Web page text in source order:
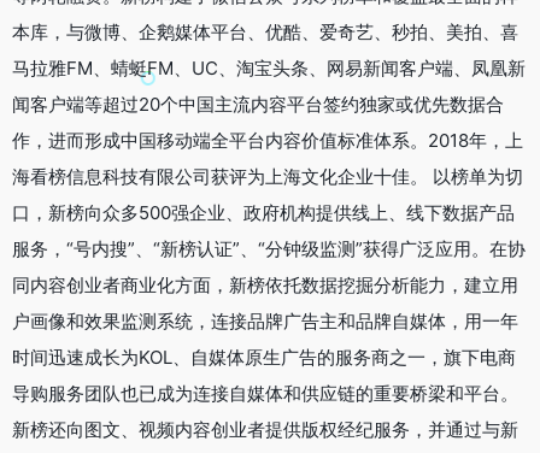
本库，与微博、企鹅媒体平台、优酷、爱奇艺、秒拍、美拍、喜
马拉雅FM、蜻蜓FM、UC、淘宝头条、网易新闻客户端、凤凰新
闻客户端等超过20个中国主流内容平台签约独家或优先数据合
作，进而形成中国移动端全平台内容价值标准体系。2018年，上
海看榜信息科技有限公司获评为上海文化企业十佳。 以榜单为切
口，新榜向众多500强企业、政府机构提供线上、线下数据产品
服务，“号内搜”、“新榜认证”、“分钟级监测”获得广泛应用。在协
同内容创业者商业化方面，新榜依托数据挖掘分析能力，建立用
户画像和效果监测系统，连接品牌广告主和品牌自媒体，用一年
时间迅速成长为KOL、自媒体原生广告的服务商之一，旗下电商
导购服务团队也已成为连接自媒体和供应链的重要桥梁和平台。
新榜还向图文、视频内容创业者提供版权经纪服务，并通过与新